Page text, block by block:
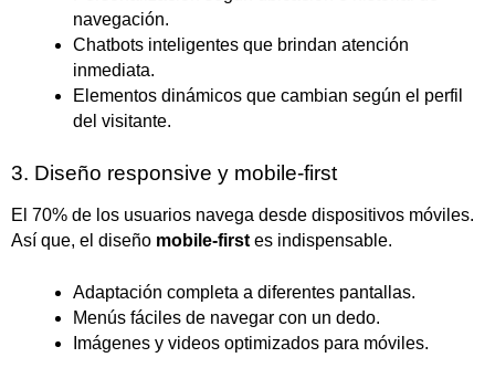
navegación.
Chatbots inteligentes que brindan atención
inmediata.
Elementos dinámicos que cambian según el perfil
del visitante.
3. Diseño responsive y mobile-first
El 70% de los usuarios navega desde dispositivos móviles.
Así que, el diseño mobile-first es indispensable.
Adaptación completa a diferentes pantallas.
Menús fáciles de navegar con un dedo.
Imágenes y videos optimizados para móviles.